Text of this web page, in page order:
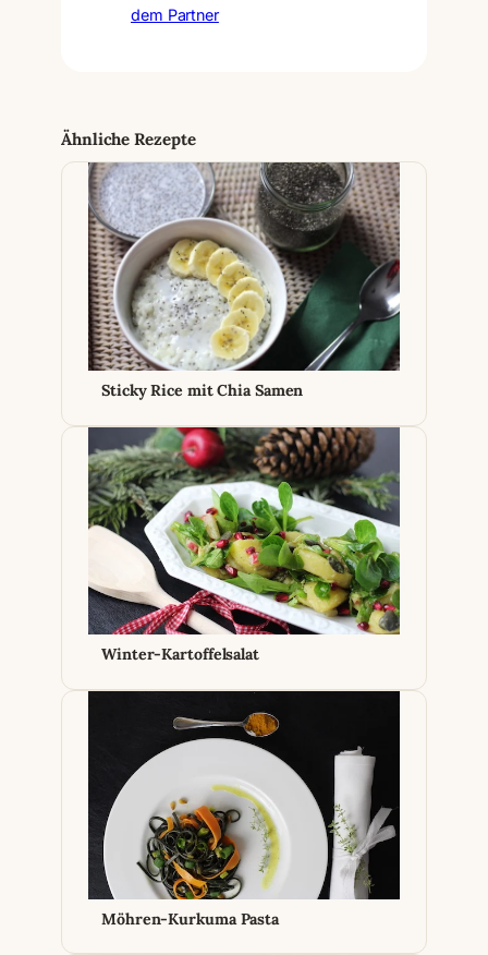
dem Partner
Ähnliche Rezepte
Sticky Rice mit Chia Samen
Winter-Kartoffelsalat
Möhren-Kurkuma Pasta